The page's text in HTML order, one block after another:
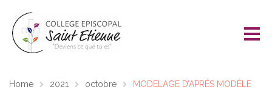
Home 2021 octobre MODELAGE D’APRÈS MODÈLE